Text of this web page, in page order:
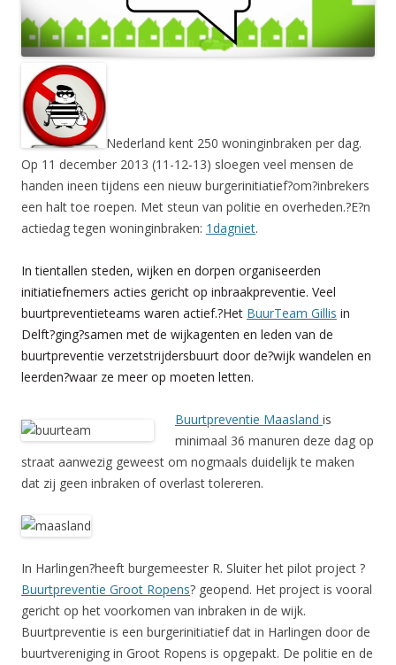
Nederland kent 250 woninginbraken per dag.
Op 11 december 2013 (11-12-13) sloegen veel mensen de
handen ineen tijdens een nieuw burgerinitiatief?om?inbrekers
een halt toe roepen. Met steun van politie en overheden.?E?n
actiedag tegen woninginbraken: 1dagniet.
In tientallen steden, wijken en dorpen organiseerden
initiatiefnemers acties gericht op inbraakpreventie. Veel
buurtpreventieteams waren actief.?Het BuurTeam Gillis in
Delft?ging?samen met de wijkagenten en leden van de
buurtpreventie verzetstrijdersbuurt door de?wijk wandelen en
leerden?waar ze meer op moeten letten.
Buurtpreventie Maasland is
minimaal 36 manuren deze dag op
straat aanwezig geweest om nogmaals duidelijk te maken
dat zij geen inbraken of overlast tolereren.
In Harlingen?heeft burgemeester R. Sluiter het pilot project ?
Buurtpreventie Groot Ropens? geopend. Het project is vooral
gericht op het voorkomen van inbraken in de wijk.
Buurtpreventie is een burgerinitiatief dat in Harlingen door de
buurtvereniging in Groot Ropens is opgepakt. De politie en de